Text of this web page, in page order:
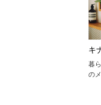
キ
暮
の